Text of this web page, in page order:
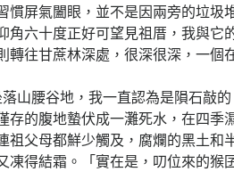
屏氣闔眼，並不是因兩旁的垃圾
六十度正好可望見祖厝，我與它
轉往甘蔗林深處，很深很深，一個
腰谷地，我一直認為是隕石敲的
的腹地蟄伏成一灘死水，在四季
父母都鮮少觸及，腐爛的黑土和
得結霜。「實在是，叨位來的猴